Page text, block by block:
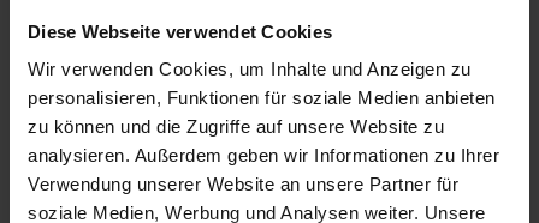
Diese Webseite verwendet Cookies
Wir verwenden Cookies, um Inhalte und Anzeigen zu
personalisieren, Funktionen für soziale Medien anbieten
zu können und die Zugriffe auf unsere Website zu
analysieren. Außerdem geben wir Informationen zu Ihrer
Verwendung unserer Website an unsere Partner für
soziale Medien, Werbung und Analysen weiter. Unsere
verschiedene mediale Plattformen verwertet
werden zu können. Damit sind nicht nur die
Grenzen zwischen der Online- und Offline-Welt
aufgehoben, sondern auch die zwischen den
klassischen Berufsfeldern. Der Journalist von heute
muss nicht nur Kenntnisse über sein Kernmedium